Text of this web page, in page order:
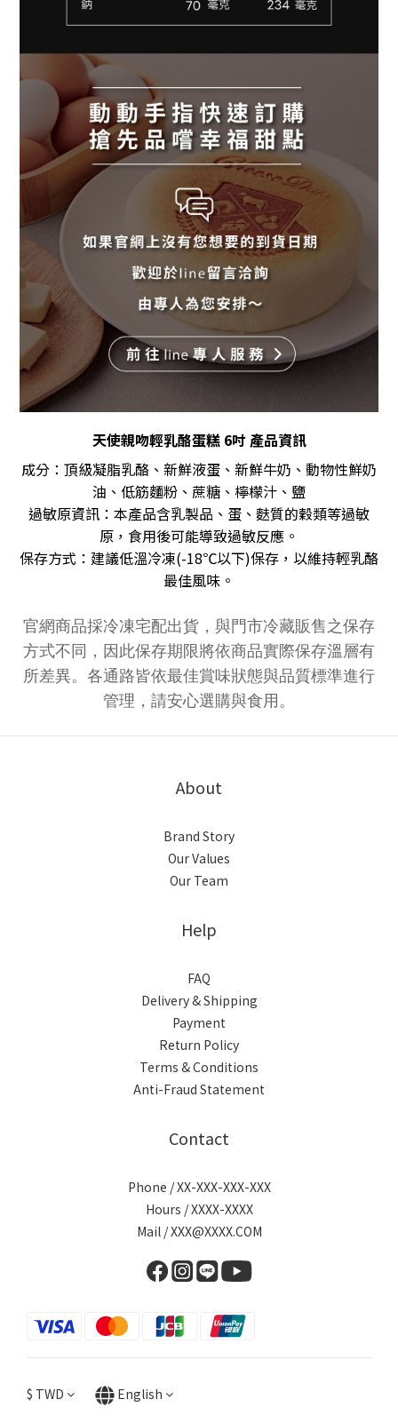
天使親吻輕乳酪蛋糕 6吋 產品資訊
成分：頂級凝脂乳酪、新鮮液蛋、新鮮牛奶、動物性鮮奶
油、低筋麵粉、蔗糖、檸檬汁、鹽
過敏原資訊：本產品含乳製品、蛋、麩質的穀類等過敏
原，食用後可能導致過敏反應。
保存方式：建議低溫冷凍(-18℃以下)保存，以維持輕乳酪
最佳風味。
官網商品採冷凍宅配出貨，與門市冷藏販售之保存
方式不同，因此保存期限將依商品實際保存溫層有
所差異。各通路皆依最佳賞味狀態與品質標準進行
管理，請安心選購與食用。
About
Brand Story
Our Values
Our Team
Help
FAQ
Delivery & Shipping
Payment
Return Policy
Terms & Conditions
Anti-Fraud Statement
Contact
Phone / XX-XXX-XXX-XXX
Hours / XXXX-XXXX
Mail / XXX@XXXX.COM
$ TWD English